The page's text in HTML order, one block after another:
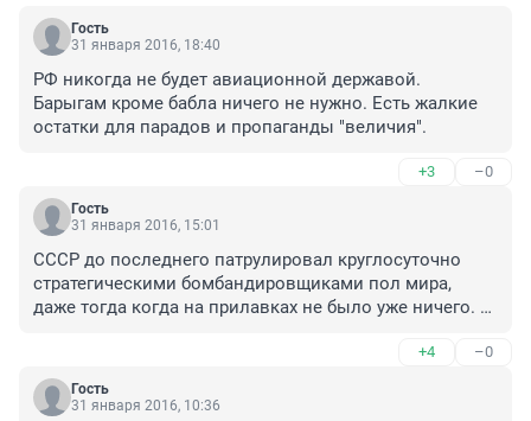
Гость
31 января 2016, 18:40
РФ никогда не будет авиационной державой.
Барыгам кроме бабла ничего не нужно. Есть жалкие
остатки для парадов и пропаганды "величия".
+3 –0
Гость
31 января 2016, 15:01
СССР до последнего патрулировал круглосуточно
стратегическими бомбандировщиками пол мира,
даже тогда когда на прилавках не было уже ничего.
кроме экономии тощих ресурсов. Теперь про такую
страну как СССР генералы из этой самой страны не
вспоминают. Все те же розовые очки пугалки,
+4 –0
Гость
31 января 2016, 10:36